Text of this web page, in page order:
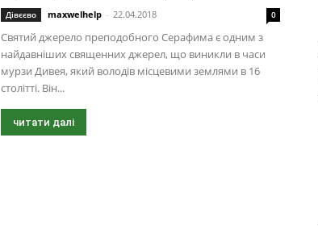
Дівєєво maxwelhelp - 22.04.2018 0
Святий джерело преподобного Серафима є одним з
найдавніших священних джерел, що виникли в часи
мурзи Дивея, який володів місцевими землями в 16
столітті. Він...
читати далі